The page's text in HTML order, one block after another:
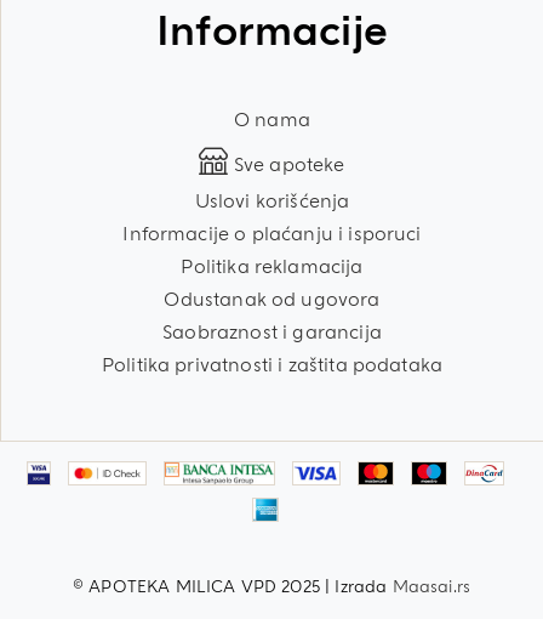
Informacije
O nama
Sve apoteke
Uslovi korišćenja
Informacije o plaćanju i isporuci
Politika reklamacija
Odustanak od ugovora
Saobraznost i garancija
Politika privatnosti i zaštita podataka
© APOTEKA MILICA VPD 2025 | Izrada Maasai.rs